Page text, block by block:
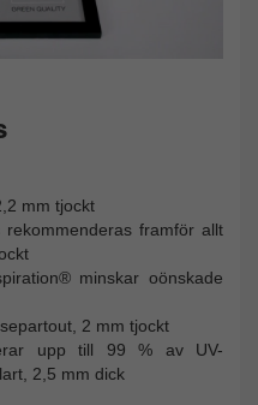
mm tjockt
framför allt
minskar oönskade
2 mm tjockt
upp till 99 % av UV-
2,5 mm dick